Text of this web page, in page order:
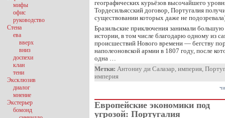
географических курьёзов высочайшего
Тордесильясский договор, Португалия
существовании которых даже не
Бразильские приключения занимали большую
истории, в том числе благодарю одному из
происшествий Нового времени — бегству
наполеоновской армии в 1807 году, после
одна …
Метки: Антониу ди Салазар, империя,
империя
Европейские экономики под
угрозой: Португалия
мифы
офис
руководство
Стена
ева
вверх
вниз
доспехи
клан
тени
Эксклюзив
диалог
мнение
Экстерьер
бомонд